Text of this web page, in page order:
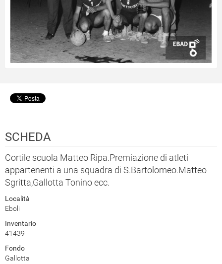
SCHEDA
Cortile scuola Matteo Ripa.Premiazione di atleti
appartenenti a una squadra di S.Bartolomeo.Matteo
Sgritta,Gallotta Tonino ecc.
Località
Eboli
Inventario
41439
Fondo
Gallotta